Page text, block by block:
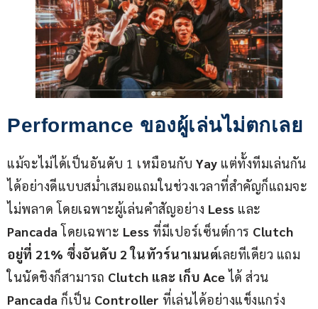
Performance ของผู้เล่นไม่ตกเลย
แม้จะไม่ได้เป็นอันดับ 1 เหมือนกับ Yay แต่ทั้งทีมเล่นกัน
ได้อย่างดีแบบสม่ำเสมอแถมในช่วงเวลาที่สำคัญก็แถมจะ
ไม่พลาด โดยเฉพาะผู้เล่นคำสัญอย่าง Less และ
Pancada โดยเฉพาะ Less ที่มีเปอร์เซ็นต์การ Clutch
อยู่ที่ 21% ซึ่งอันดับ 2 ในทัวร์นาเมนต์เลยทีเดียว แถม
ในนัดชิงก็สามารถ Clutch และ เก็บ Ace ได้ ส่วน
Pancada ก็เป็น Controller ที่เล่นได้อย่างแข็งแกร่ง